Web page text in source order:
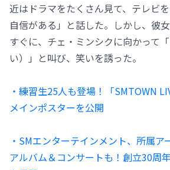
近はドラマをたくさん見て、テレビを
自信がある」と話した。しかし、彼
すぐに、チェ・ミンシクに向かって
い）」と叫び、笑いを誘った。
・練習生25人も登場！「SMTOWN
メインポスターを公開
・SMエンターテインメント、所属ア
アルバム＆コンサートも！創立30周